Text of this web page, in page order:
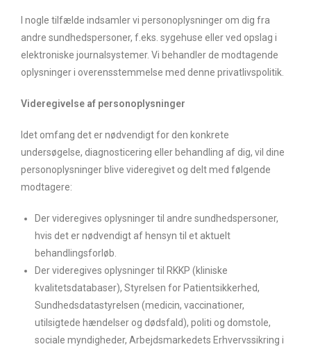
I nogle tilfælde indsamler vi personoplysninger om dig fra
andre sundhedspersoner, f.eks. sygehuse eller ved opslag i
elektroniske journalsystemer. Vi behandler de modtagende
oplysninger i overensstemmelse med denne privatlivspolitik.
Videregivelse af personoplysninger
Idet omfang det er nødvendigt for den konkrete
undersøgelse, diagnosticering eller behandling af dig, vil dine
personoplysninger blive videregivet og delt med følgende
modtagere:
Der videregives oplysninger til andre sundhedspersoner,
hvis det er nødvendigt af hensyn til et aktuelt
behandlingsforløb.
Der videregives oplysninger til RKKP (kliniske
kvalitetsdatabaser), Styrelsen for Patientsikkerhed,
Sundhedsdatastyrelsen (medicin, vaccinationer,
utilsigtede hændelser og dødsfald), politi og domstole,
sociale myndigheder, Arbejdsmarkedets Erhvervssikring i